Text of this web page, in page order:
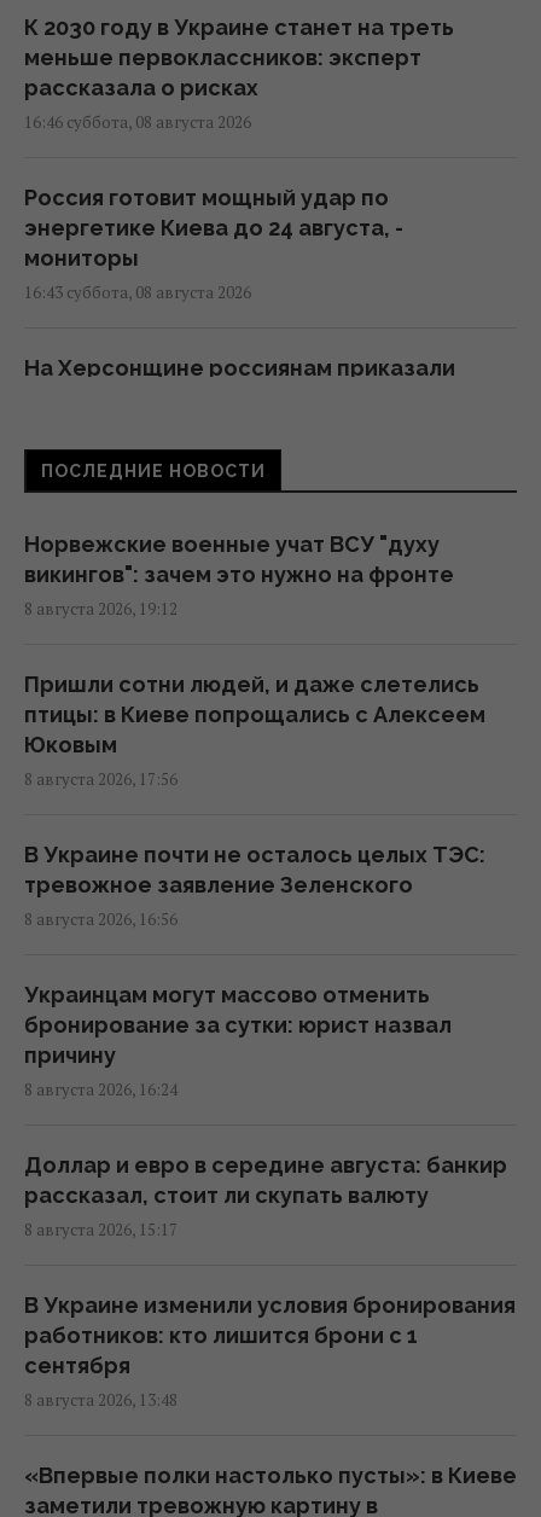
К 2030 году в Украине станет на треть
меньше первоклассников: эксперт
рассказала о рисках
16:46 суббота, 08 августа 2026
Россия готовит мощный удар по
энергетике Киева до 24 августа, -
мониторы
16:43 суббота, 08 августа 2026
На Херсонщине россиянам приказали
16:09 суббота, 08 августа 2026
Украина должна уничтожать пусковые и
производство ракет: эксперт сказал, что
для этого нужно
Зеленский: Украинская оборонка может
удвоить объемы производства, но есть
условие
Избрание судей МУС: что случилось с
кандидатом от Украины
Россия уничтожает украинское сельское
хозяйство и саму природу Украины, –
Forbes
Вучич заявил, что не видит путей для
скорейшего завершения войны в Украине
В Кировоградской области разбился
боевой вертолет: что известно
12:17 суббота, 08 августа 2026
Украина согласилась не нападать на
нероссийские танкеры с нефтью в Черном
ПОСЛЕДНИЕ НОВОСТИ
Норвежские военные учат ВСУ "духу
викингов": зачем это нужно на фронте
8 августа 2026, 19:12
Пришли сотни людей, и даже слетелись
птицы: в Киеве попрощались с Алексеем
Юковым
8 августа 2026, 17:56
В Украине почти не осталось целых ТЭС:
тревожное заявление Зеленского
8 августа 2026, 16:56
Украинцам могут массово отменить
бронирование за сутки: юрист назвал
причину
8 августа 2026, 16:24
Доллар и евро в середине августа: банкир
рассказал, стоит ли скупать валюту
8 августа 2026, 15:17
В Украине изменили условия бронирования
работников: кто лишится брони с 1
сентября
8 августа 2026, 13:48
«Впервые полки настолько пусты»: в Киеве
заметили тревожную картину в